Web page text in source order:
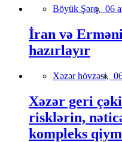
Böyük Şərq, 06
İran və
hazırlayır
Xəzər hövzəsi,
Xəzər geri
risklərin,
kompleks